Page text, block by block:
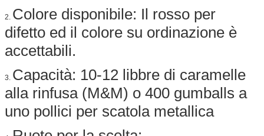
2. Colore disponibile: Il rosso per
difetto ed il colore su ordinazione è
accettabili.
3. Capacità: 10-12 libbre di caramelle
alla rinfusa (M&M) o 400 gumballs a
uno pollici per scatola metallica